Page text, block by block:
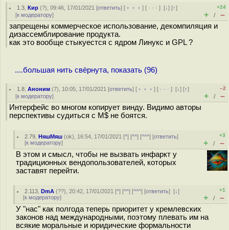
1.3 ,Кир (?), 09:46, 17/01/2021 [ответить] [ ﹢﹢﹢] [ · · ·][↓] [↑]
[к модератору]
+24
+ / –
запрещены коммерческое использование, декомпиляция и
дизассемблирование продукта.
как это вообще стыкуестся с ядром Линукс и GPL ?
....большая нить свёрнута, показать (96)
1.8 ,Аноним (7), 10:05, 17/01/2021 [ответить] [ ﹢﹢﹢] [ · · ·][↓] [↑]
[к модератору]
–2
+ / –
Интерфейс во многом копирует винду. Видимо авторы
перспективы судиться с M$ не боятся.
2.79 ,НяшМяш (ok), 16:54, 17/01/2021 [^] [^^] [^^^] [ответить]
[к модератору]
+3
+ / –
В этом и смысл, чтобы не вызвать инфаркт у
традиционных вендопользователей, которых
заставят перейти.
2.113 ,DmA (??), 20:42, 17/01/2021 [^] [^^] [^^^] [ответить][↓]
[к модератору]
+1
+ / –
У "нас" как полгода теперь приоритет у кремлевских
законов над международными, поэтому плевать им на
всякие моральные и юридические формальности